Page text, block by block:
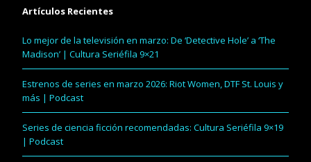
Artículos Recientes
Lo mejor de la televisión en marzo: De ‘Detective Hole’ a ‘The
Madison’ | Cultura Seriéfila 9×21
Estrenos de series en marzo 2026: Riot Women, DTF St. Louis y
más | Podcast
Series de ciencia ficción recomendadas: Cultura Seriéfila 9×19
| Podcast